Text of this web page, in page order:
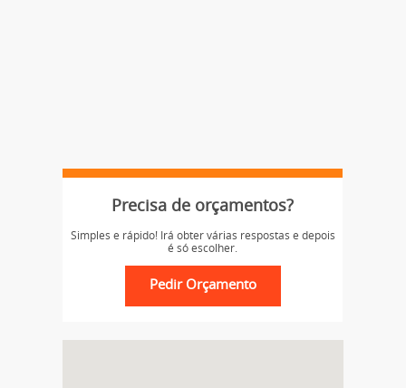
Precisa de orçamentos?
Simples e rápido! Irá obter várias respostas e depois
é só escolher.